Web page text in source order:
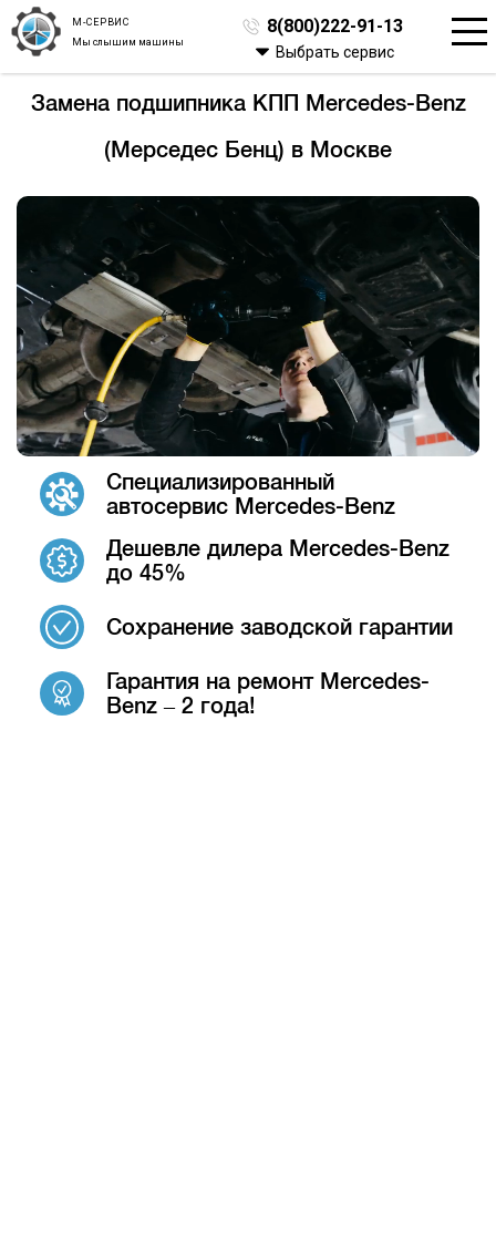
М-СЕРВИС
Мы слышим машины
8(800)222-91-13
Выбрать сервис
Замена подшипника КПП Mercedes-Benz
(Мерседес Бенц) в Москве
Специализированный
автосервис Mercedes-Benz
Дешевле дилера Mercedes-Benz
до 45%
Сохранение заводской гарантии
Гарантия на ремонт Mercedes-
Benz – 2 года!